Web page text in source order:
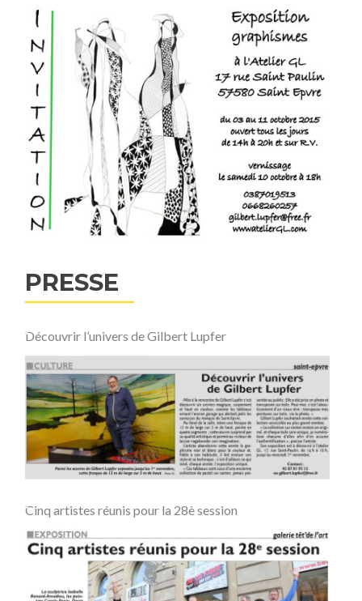
PRESSE
Découvrir l’univers de Gilbert Lupfer
Cinq artistes réunis pour la 28è session